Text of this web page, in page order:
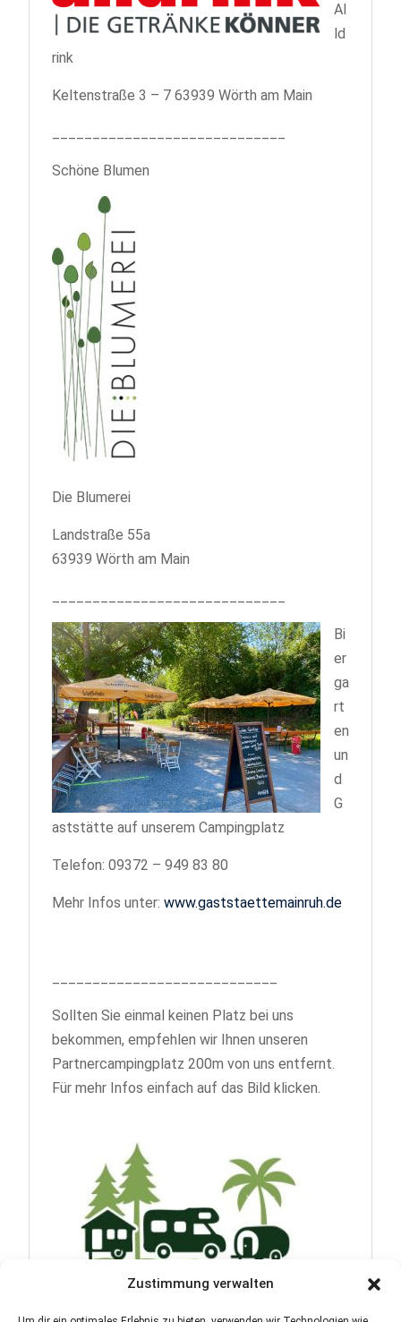
Zustimmung verwalten
Al
ld
rink
Keltenstraße 3 – 7 63939 Wörth am Main
Schöne Blumen
Die Blumerei
Landstraße 55a
63939 Wörth am Main
Bi
er
ga
rt
en
un
d
G
aststätte auf unserem Campingplatz
Telefon: 09372 – 949 83 80
Mehr Infos unter: www.gaststaettemainruh.de
Sollten Sie einmal keinen Platz bei uns
bekommen, empfehlen wir Ihnen unseren
Partnercampingplatz 200m von uns entfernt.
Für mehr Infos einfach auf das Bild klicken.